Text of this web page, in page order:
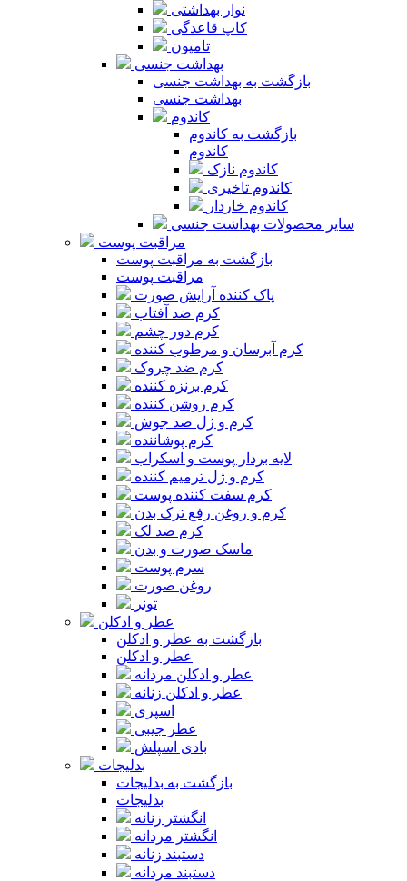
نوار بهداشتی
کاپ قاعدگی
تامپون
بهداشت جنسی
بازگشت به بهداشت جنسی
بهداشت جنسی
کاندوم
بازگشت به کاندوم
کاندوم
کاندوم نازک
کاندوم تاخیری
کاندوم خاردار
سایر محصولات بهداشت جنسی
مراقبت پوست
بازگشت به مراقبت پوست
مراقبت پوست
پاک کننده آرایش صورت
کرم ضد آفتاب
کرم دور چشم
کرم آبرسان و مرطوب کننده
کرم ضد چروک
کرم برنزه کننده
کرم روشن کننده
کرم و ژل ضد جوش
کرم پوشاننده
لایه بردار پوست و اسکراب
کرم و ژل ترمیم کننده
کرم سفت کننده پوست
کرم و روغن رفع ترک بدن
کرم ضد لک
ماسک صورت و بدن
سرم پوست
روغن صورت
تونر
عطر و ادکلن
بازگشت به عطر و ادکلن
عطر و ادکلن
عطر و ادکلن مردانه
عطر و ادکلن زنانه
اسپری
عطر جیبی
بادی اسپلش
بدلیجات
بازگشت به بدلیجات
بدلیجات
انگشتر زنانه
انگشتر مردانه
دستبند زنانه
دستبند مردانه